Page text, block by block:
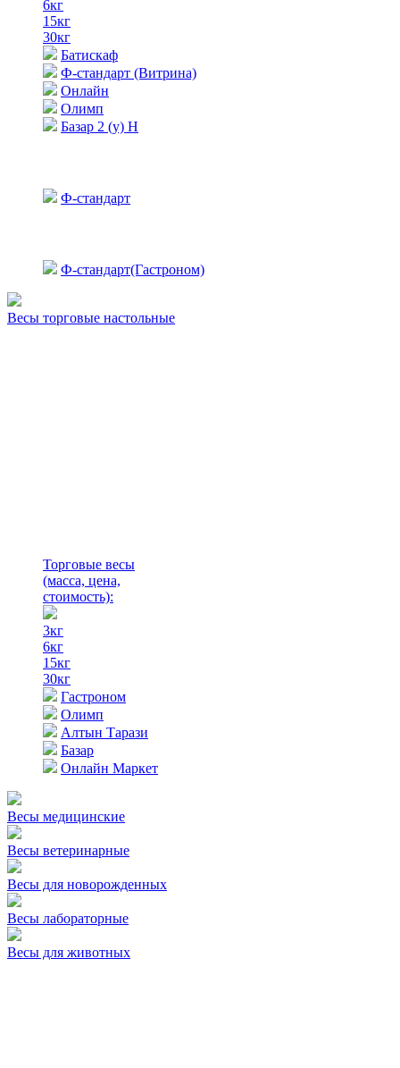
6кг
15кг
30кг
Батискаф
Ф-стандарт (Витрина)
Онлайн
Олимп
Базар 2 (у) Н
Ф-стандарт
Ф-стандарт(Гастроном)
Весы торговые настольные
Торговые весы
(масса, цена,
стоимость):
3кг
6кг
15кг
30кг
Гастроном
Олимп
Алтын Тарази
Базар
Онлайн Маркет
Весы медицинские
Весы ветеринарные
Весы для новорожденных
Весы лабораторные
Весы для животных